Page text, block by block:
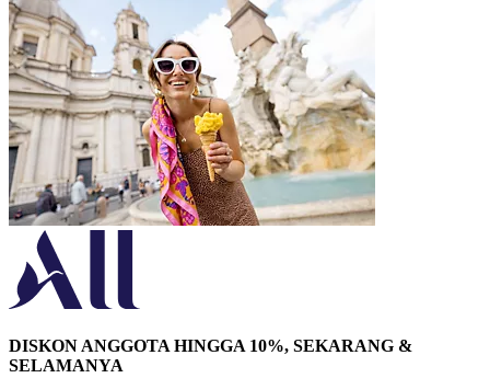
DISKON ANGGOTA HINGGA 10%, SEKARANG &
SELAMANYA